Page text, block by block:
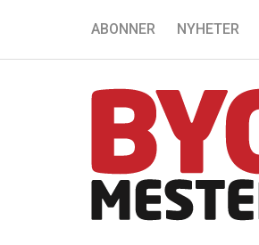
ABONNER NYHETER